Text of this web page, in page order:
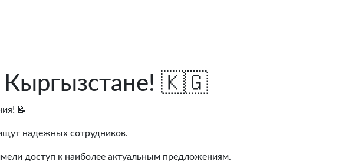
Кыргызстане! 🇰🇬
📝
надежных сотрудников.
доступ к наиболее актуальным предложениям.